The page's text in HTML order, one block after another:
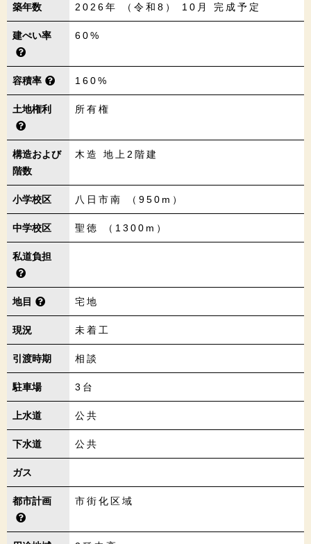
築年数 2026年 （令和8） 10月 完成予定
建ぺい率 60%
容積率 160%
土地権利 所有権
構造および
階数
木造 地上2階建
小学校区 八日市南 （950m）
中学校区 聖徳 （1300m）
私道負担
地目 宅地
現況 未着工
引渡時期 相談
駐車場 3台
上水道 公共
下水道 公共
ガス
都市計画 市街化区域